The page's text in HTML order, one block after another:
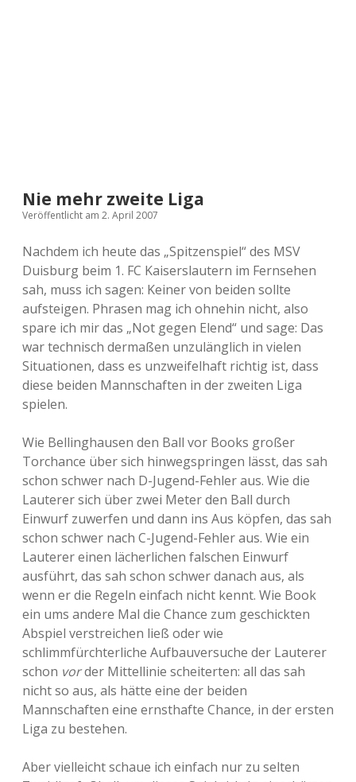
Nie mehr zweite Liga
Veröffentlicht am 2. April 2007
Nachdem ich heute das „Spitzenspiel“ des MSV
Duisburg beim 1. FC Kaiserslautern im Fernsehen
sah, muss ich sagen: Keiner von beiden sollte
aufsteigen. Phrasen mag ich ohnehin nicht, also
spare ich mir das „Not gegen Elend“ und sage: Das
war technisch dermaßen unzulänglich in vielen
Situationen, dass es unzweifelhaft richtig ist, dass
diese beiden Mannschaften in der zweiten Liga
spielen.
Wie Bellinghausen den Ball vor Books großer
Torchance über sich hinwegspringen lässt, das sah
schon schwer nach D-Jugend-Fehler aus. Wie die
Lauterer sich über zwei Meter den Ball durch
Einwurf zuwerfen und dann ins Aus köpfen, das sah
schon schwer nach C-Jugend-Fehler aus. Wie ein
Lauterer einen lächerlichen falschen Einwurf
ausführt, das sah schon schwer danach aus, als
wenn er die Regeln einfach nicht kennt. Wie Book
ein ums andere Mal die Chance zum geschickten
Abspiel verstreichen ließ oder wie
schlimmfürchterliche Aufbauversuche der Lauterer
schon vorder Mittellinie scheiterten: all das sah
nicht so aus, als hätte eine der beiden
Mannschaften eine ernsthafte Chance, in der ersten
Liga zu bestehen.
Aber vielleicht schaue ich einfach nur zu selten